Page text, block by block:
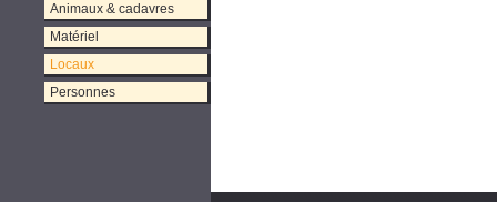
Animaux & cadavres
Matériel
Locaux
Personnes